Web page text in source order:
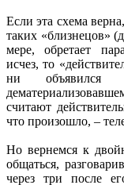
Если эта схема
таких «близнецов»
мере, обретает
исчез, то
ни объявился
считают
что произошло, –
Но вернемся к
общаться,
через три после